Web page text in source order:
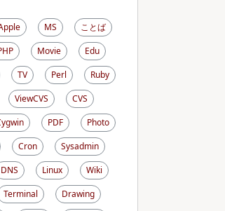
MS
ことば
Movie
Edu
TV Perl
Ruby
ViewCVS
CVS
PDF
Photo
Cron
Sysadmin
DNS Linux
Wiki
Terminal
Drawing